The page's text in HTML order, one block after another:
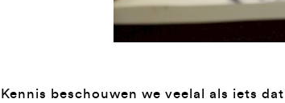
Kennis beschouwen we veelal als iets